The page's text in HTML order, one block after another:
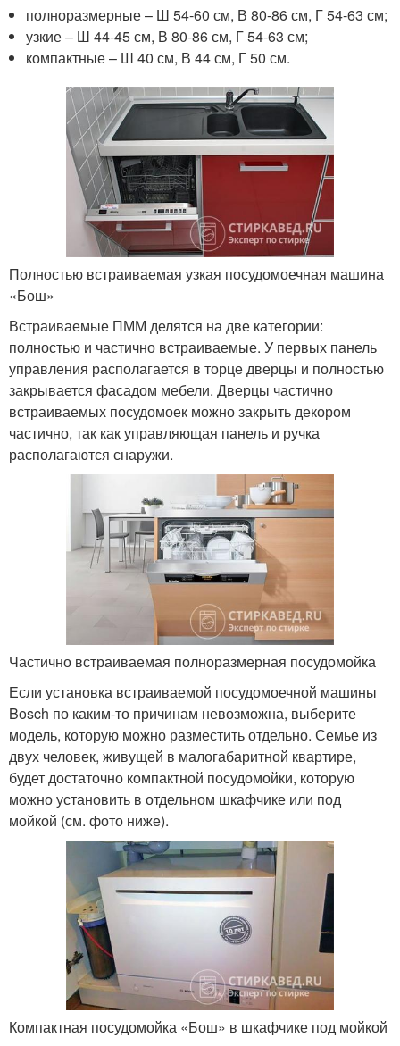
полноразмерные – Ш 54-60 см, В 80-86 см, Г 54-63 см;
узкие – Ш 44-45 см, В 80-86 см, Г 54-63 см;
компактные – Ш 40 см, В 44 см, Г 50 см.
Полностью встраиваемая узкая посудомоечная машина
«Бош»
Встраиваемые ПММ делятся на две категории:
полностью и частично встраиваемые. У первых панель
управления располагается в торце дверцы и полностью
закрывается фасадом мебели. Дверцы частично
встраиваемых посудомоек можно закрыть декором
частично, так как управляющая панель и ручка
располагаются снаружи.
Частично встраиваемая полноразмерная посудомойка
Если установка встраиваемой посудомоечной машины
Bosch по каким-то причинам невозможна, выберите
модель, которую можно разместить отдельно. Семье из
двух человек, живущей в малогабаритной квартире,
будет достаточно компактной посудомойки, которую
можно установить в отдельном шкафчике или под
мойкой (см. фото ниже).
Компактная посудомойка «Бош» в шкафчике под мойкой